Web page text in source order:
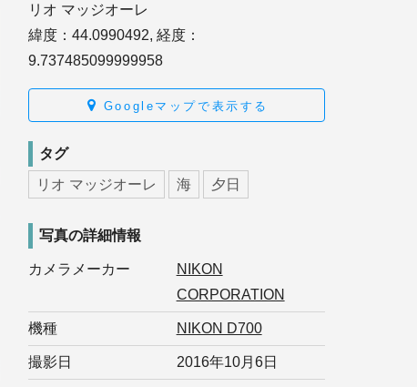
リオ マッジオーレ
緯度：44.0990492, 経度：
9.737485099999958
Googleマップで表示する
タグ
リオ マッジオーレ 海 夕日
写真の詳細情報
カメラメーカー
NIKON
CORPORATION
機種 NIKON D700
撮影日 2016年10月6日